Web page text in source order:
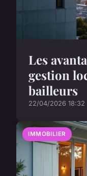
Les
gestion
bailleurs
22/04/2026 18:32
IMMOBILIER